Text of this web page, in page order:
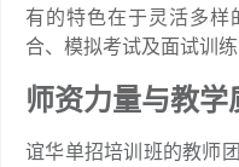
有的特色在于灵活多样
合、模拟考试及面试训
师资力量与教学
谊华单招培训班的教师